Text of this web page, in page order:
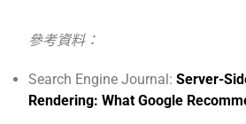
參考資料：
Search Engine Journal:Server-
Rendering: What Google